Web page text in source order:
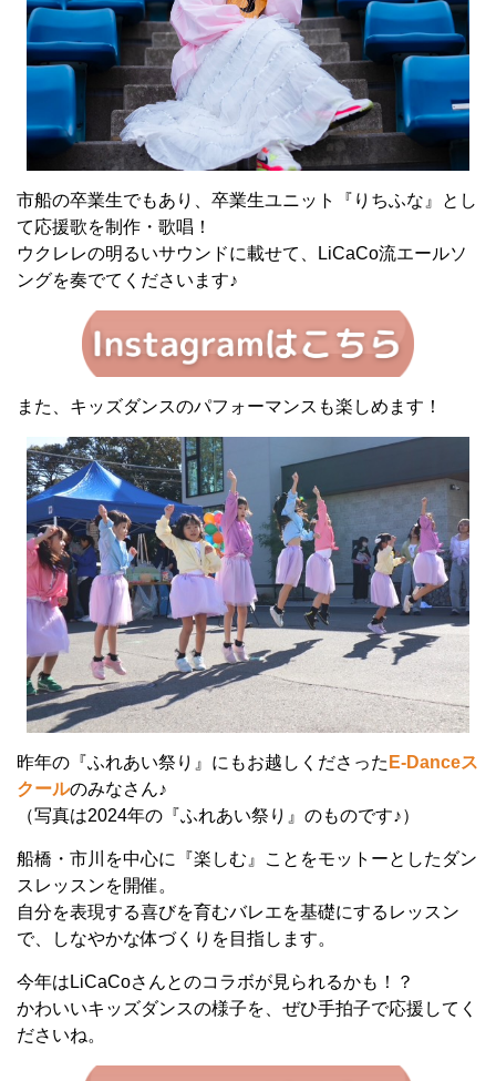
市船の卒業生でもあり、卒業生ユニット『りちふな』とし
て応援歌を制作・歌唱！
ウクレレの明るいサウンドに載せて、LiCaCo流エールソ
ングを奏でてくださいます♪
また、キッズダンスのパフォーマンスも楽しめます！
昨年の『ふれあい祭り』にもお越しくださった E-Danceス
クールのみなさん♪
（写真は2024年の『ふれあい祭り』のものです♪）
船橋・市川を中心に『楽しむ』ことをモットーとしたダン
スレッスンを開催。
自分を表現する喜びを育むバレエを基礎にするレッスン
で、しなやかな体づくりを目指します。
今年はLiCaCoさんとのコラボが見られるかも！？
かわいいキッズダンスの様子を、ぜひ手拍子で応援してく
ださいね。